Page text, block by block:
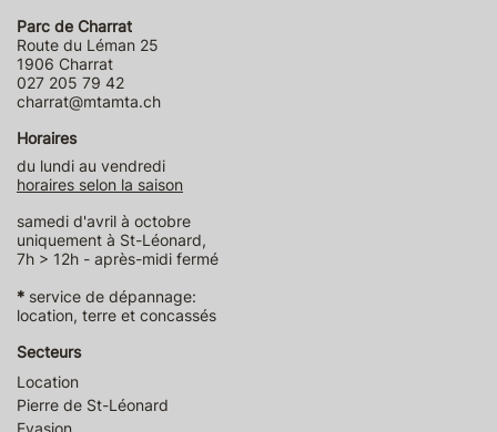
Parc de Charrat
Route du Léman 25
1906 Charrat
027 205 79 42
charrat@mtamta.ch
Horaires
du lundi au vendredi
horaires selon la saison
samedi d'avril à octobre
uniquement à St-Léonard,
7h > 12h - après-midi fermé
* service de dépannage:
location, terre et concassés
Secteurs
Location
Pierre de St-Léonard
Evasion